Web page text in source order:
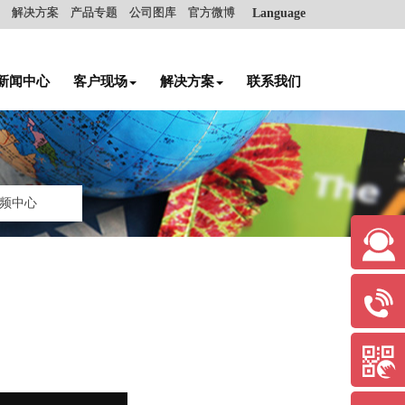
解决方案 产品专题 公司图库 官方微博 Language
闻中心 客户现场 解决方案 联系我们
中心


